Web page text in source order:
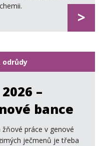
>
–
bance
práce v genové
ječmenů je třeba